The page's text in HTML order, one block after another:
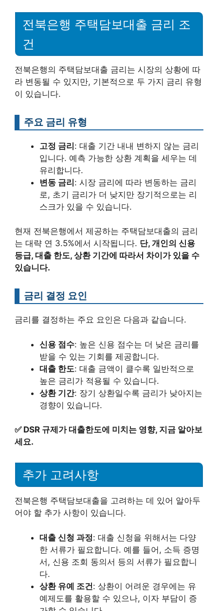
전북은행 주택담보대출 금리 조
건
전북은행의 주택담보대출 금리는 시장의 상황에 따
라 변동될 수 있지만, 기본적으로 두 가지 금리 유형
이 있습니다.
주요 금리 유형
고정 금리: 대출 기간 내내 변하지 않는 금리
입니다. 예측 가능한 상환 계획을 세우는 데
유리합니다.
변동 금리: 시장 금리에 따라 변동하는 금리
로, 초기 금리가 더 낮지만 장기적으로는 리
스크가 있을 수 있습니다.
현재 전북은행에서 제공하는 주택담보대출의 금리
는 대략 연 3.5%에서 시작됩니다. 단, 개인의 신용
등급, 대출 한도, 상환 기간에 따라서 차이가 있을 수
있습니다.
금리 결정 요인
금리를 결정하는 주요 요인은 다음과 같습니다.
신용 점수: 높은 신용 점수는 더 낮은 금리를
받을 수 있는 기회를 제공합니다.
대출 한도: 대출 금액이 클수록 일반적으로
높은 금리가 적용될 수 있습니다.
상환 기간: 장기 상환일수록 금리가 낮아지는
경향이 있습니다.
✅ DSR 규제가 대출한도에 미치는 영향, 지금 알아보
세요.
추가 고려사항
전북은행 주택담보대출을 고려하는 데 있어 알아두
어야 할 추가 사항이 있습니다.
대출 신청 과정: 대출 신청을 위해서는 다양
한 서류가 필요합니다. 예를 들어, 소득 증명
서, 신용 조회 동의서 등의 서류가 필요합니
다.
상환 유예 조건: 상환이 어려운 경우에는 유
예제도를 활용할 수 있으나, 이자 부담이 증